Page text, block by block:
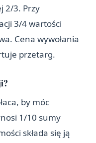
2/3. Przy
3/4 wartości
Cena wywołania
przetarg.
by móc
1/10 sumy
składa się ją